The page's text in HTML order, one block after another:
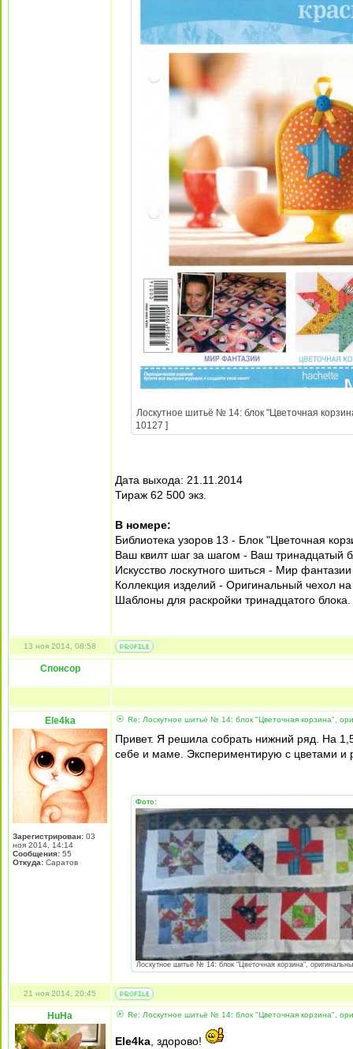
Лоскутное шитьё № 14: блок "Цветочная
10127 ]
Дата выхода: 21.11.2014
Тираж 62 500 экз.
В номере:
Библиотека узоров 13 - Блок "Цветочная
Ваш квилт шаг за шагом - Ваш тринадцатый
Искусство лоскутного шиться - Мир
Коллекция изделий - Оригинальный чехол
Шаблоны для раскройки тринадцатого блока.
13 ноя 2014, 08:58
Спонсор
Ele4ka
Зарегистрирован: 03
ноя 2014, 14:14
Сообщения: 55
Откуда: Саратов
Re: Лоскутное шитьё № 14: блок "Цветочная корзина",
Привет. Я решила собрать нижний ряд. На
себе и маме. Экспериментирую с цветами
Фото:
Лоскутное шитьё № 14: блок "Цветочная корзина",
21 ноя 2014, 20:45
HuHa Re: Лоскутное шитьё № 14: блок "Цветочная корзина",
Ele4ka , здорово!